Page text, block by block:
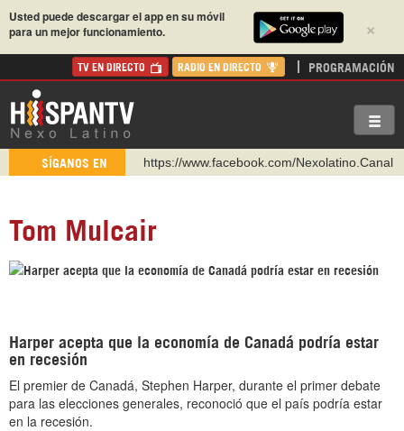
×
Usted puede descargar el app en su móvil
para un mejor funcionamiento.
TV EN DIRECTO RADIO EN DIRECTO PROGRAMACIÓN
SÍGANOS EN
https://www.facebook.com/Nexolatino.Canal
http://twitter.com/nexo_latino
https://t.me/hispantvcanal
https://urmedium.com/c/hispantv
Tom Mulcair
Harper acepta que la economía de Canadá podría estar
en recesión
El premier de Canadá, Stephen Harper, durante el primer debate
para las elecciones generales, reconoció que el país podría estar
en la recesión.